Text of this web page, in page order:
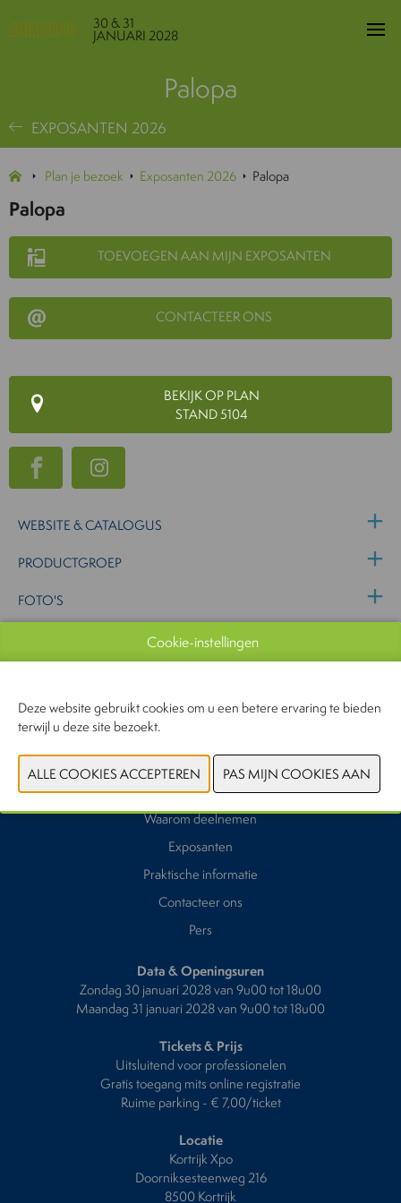
30 & 31
JANUARI 2028
Palopa
EXPOSANTEN 2026
Plan je bezoek Exposanten 2026 Palopa
Palopa
TOEVOEGEN AAN MIJN EXPOSANTEN
CONTACTEER ONS
BEKIJK OP PLAN
STAND 5104
WEBSITE & CATALOGUS
PRODUCTGROEP
FOTO'S
VORIGE VOLGENDE
Waarom deelnemen
Exposanten
Praktische informatie
Contacteer ons
Pers
Data & Openingsuren
Zondag 30 januari 2028 van 9u00 tot 18u00
Maandag 31 januari 2028 van 9u00 tot 18u00
Tickets & Prijs
Uitsluitend voor professionelen
Gratis toegang mits online registratie
Ruime parking - € 7,00/ticket
Locatie
Kortrijk Xpo
Doorniksesteenweg 216
8500 Kortrijk
Cookie-instellingen
Deze website gebruikt cookies om u een betere ervaring te bieden
terwijl u deze site bezoekt.